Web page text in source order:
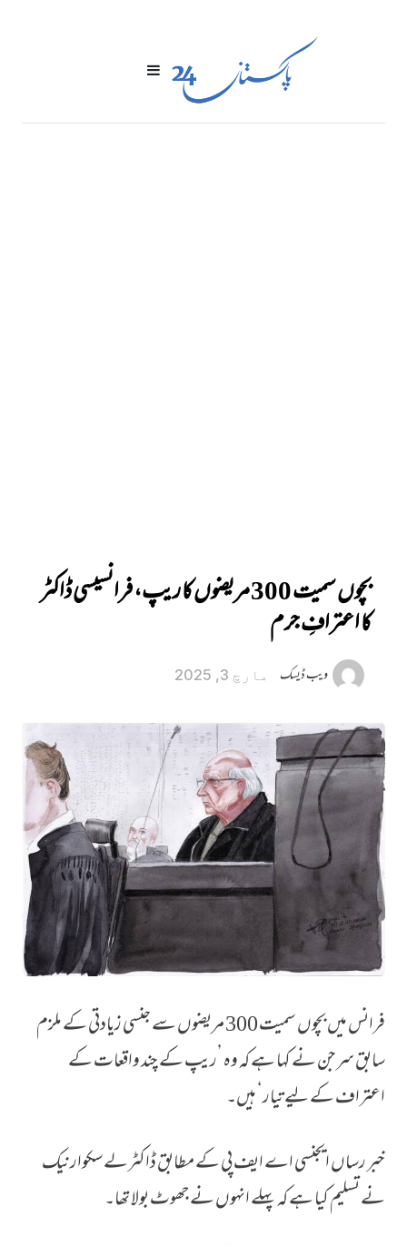
‎بچوں سمیت 300 مریضوں کا ریپ، فرانسیسی ڈاکٹر
کا اعترافِ جرم
ویب ڈیسک مارچ 3, 2025
فرانس میں بچوں سمیت 300 مریضوں سے جنسی زیادتی کے ملزم
سابق سرجن نے کہا ہے کہ وہ ’ریپ کے چند واقعات کے
اعتراف کے لیے تیار‘ ہیں۔
خبر رساں ایجنسی اے ایف پی کے مطابق ڈاکٹرلے سکوارنیک
نے تسلیم کیا ہے کہ پہلے انہوں نے جھوٹ بولا تھا۔